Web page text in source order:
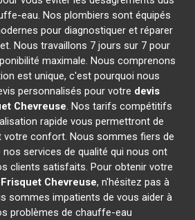
eau. Nos plombiers sont équipés
pour diagnostiquer et réparer
Nous travaillons 7 jours sur 7 pour
maximale. Nous comprenons
est unique, c'est pourquoi nous
personnalisés pour votre devis
Chevreuse. Nos tarifs compétitifs
rapide vous permettront de
votre confort. Nous sommes fiers de
services de qualité qui nous ont
clients satisfaits. Pour obtenir votre
Chevreuse, n'hésitez pas à
sommes impatients de vous aider à
problèmes de chauffe-eau